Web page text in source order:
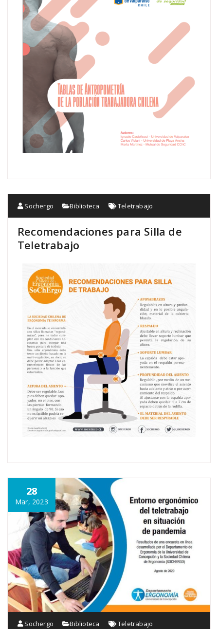
Sochergo Biblioteca Teletrabajo
Recomendaciones para Silla de
Teletrabajo
28
Mar, 2023
Sochergo Biblioteca Teletrabajo